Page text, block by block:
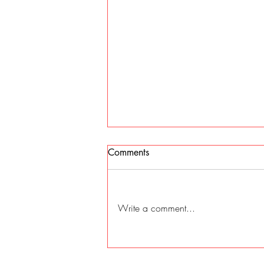
Comments
Write a comment...